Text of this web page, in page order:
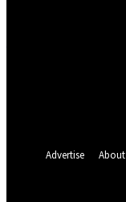
Advertise About